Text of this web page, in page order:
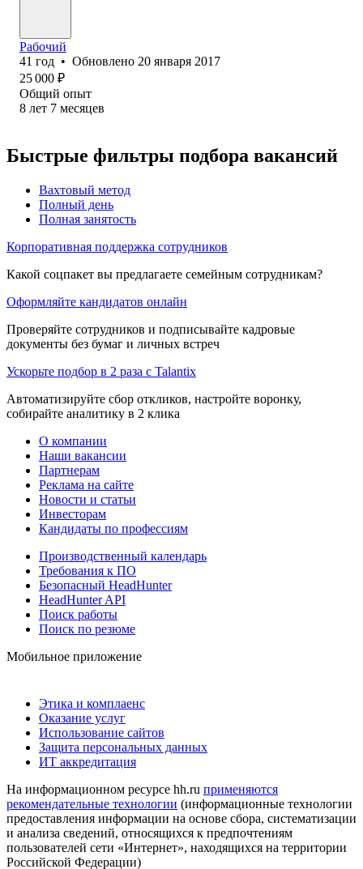
Рабочий
41 год • Обновлено 20 января 2017
25 000 ₽
Общий опыт
8 лет 7 месяцев
Быстрые фильтры подбора вакансий
Вахтовый метод
Полный день
Полная занятость
Корпоративная поддержка сотрудников
Какой соцпакет вы предлагаете семейным сотрудникам?
Оформляйте кандидатов онлайн
Проверяйте сотрудников и подписывайте кадровые
документы без бумаг и личных встреч
Ускорьте подбор в 2 раза с Talantix
Автоматизируйте сбор откликов, настройте воронку,
собирайте аналитику в 2 клика
О компании
Наши вакансии
Партнерам
Реклама на сайте
Новости и статьи
Инвесторам
Кандидаты по профессиям
Производственный календарь
Требования к ПО
Безопасный HeadHunter
HeadHunter API
Поиск работы
Поиск по резюме
Мобильное приложение
Этика и комплаенс
Оказание услуг
Использование сайтов
Защита персональных данных
ИТ аккредитация
На информационном ресурсе hh.ru применяются
рекомендательные технологии (информационные технологии
предоставления информации на основе сбора, систематизации
и анализа сведений, относящихся к предпочтениям
пользователей сети «Интернет», находящихся на территории
Российской Федерации)